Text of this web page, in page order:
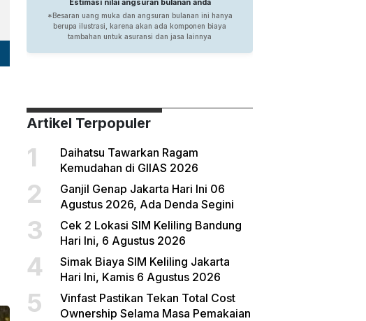
Artikel Terpopuler
1
Daihatsu Tawarkan Ragam
Kemudahan di GIIAS 2026
2
Ganjil Genap Jakarta Hari Ini 06
Agustus 2026, Ada Denda Segini
3
Cek 2 Lokasi SIM Keliling Bandung
Hari Ini, 6 Agustus 2026
4
Simak Biaya SIM Keliling Jakarta
Hari Ini, Kamis 6 Agustus 2026
5
Vinfast Pastikan Tekan Total Cost
Ownership Selama Masa Pemakaian